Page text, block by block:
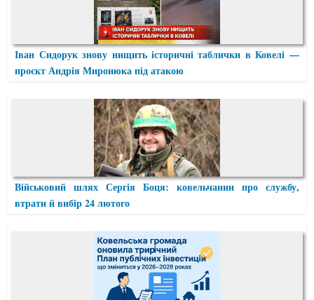
Іван Сидорук знову нищить історичні таблички в Ковелі —
проєкт Андрія Миронюка під атакою
Військовий шлях Сергія Боця: ковельчанин про службу,
втрати й вибір 24 лютого